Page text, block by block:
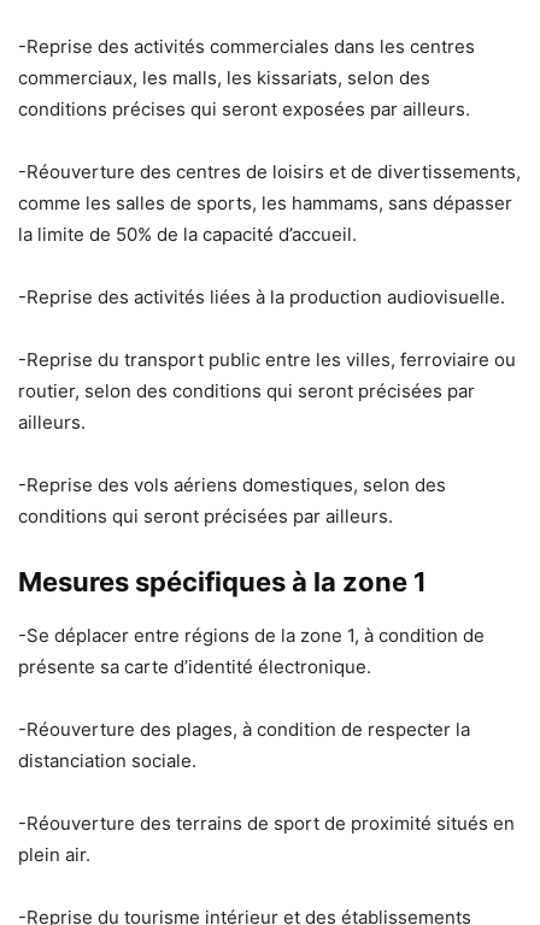
-Reprise des activités commerciales dans les centres
commerciaux, les malls, les kissariats, selon des
conditions précises qui seront exposées par ailleurs.
-Réouverture des centres de loisirs et de divertissements,
comme les salles de sports, les hammams, sans dépasser
la limite de 50% de la capacité d’accueil.
-Reprise des activités liées à la production audiovisuelle.
-Reprise du transport public entre les villes, ferroviaire ou
routier, selon des conditions qui seront précisées par
ailleurs.
-Reprise des vols aériens domestiques, selon des
conditions qui seront précisées par ailleurs.
Mesures spécifiques à la zone 1
-Se déplacer entre régions de la zone 1, à condition de
présente sa carte d’identité électronique.
-Réouverture des plages, à condition de respecter la
distanciation sociale.
-Réouverture des terrains de sport de proximité situés en
plein air.
-Reprise du tourisme intérieur et des établissements